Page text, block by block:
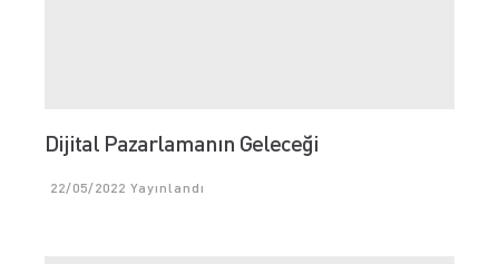
Dijital Pazarlamanın Geleceği
22/05/2022 Yayınlandı